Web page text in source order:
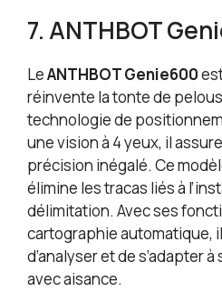
7. ANTHBOT
LeANTHBOT Genie600
réinvente la tonte de
technologie de
une vision à 4 yeux, il
précision inégalé. Ce
élimine les tracas liés à
délimitation. Avec ses
cartographie automatique,
d’analyser et de s’adapter
avec aisance.